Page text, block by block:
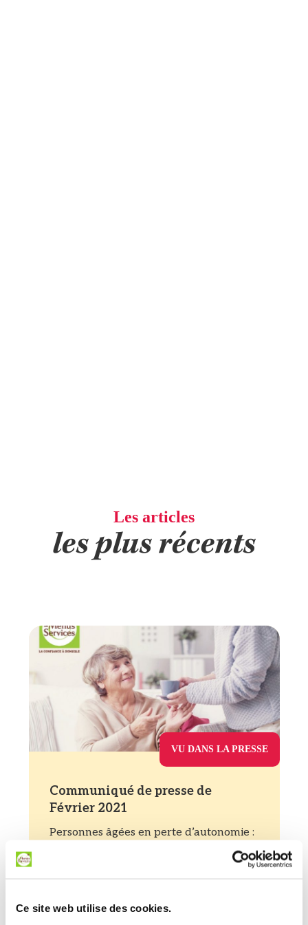
Ce site web utilise des cookies.
Les articles
les plus récents
VU DANS LA PRESSE
Communiqué de presse de
Février 2021
Personnes âgées en perte d’autonomie :
Quelles solutions pour un maintien à
Lire la suite de l'article